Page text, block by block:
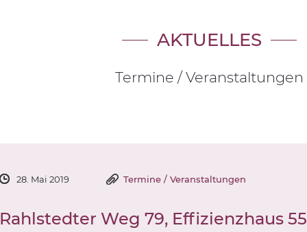
AKTUELLES
Termine / Veranstaltungen
28. Mai 2019 Termine / Veranstaltungen
Rahlstedter Weg 79, Effizienzhaus 55